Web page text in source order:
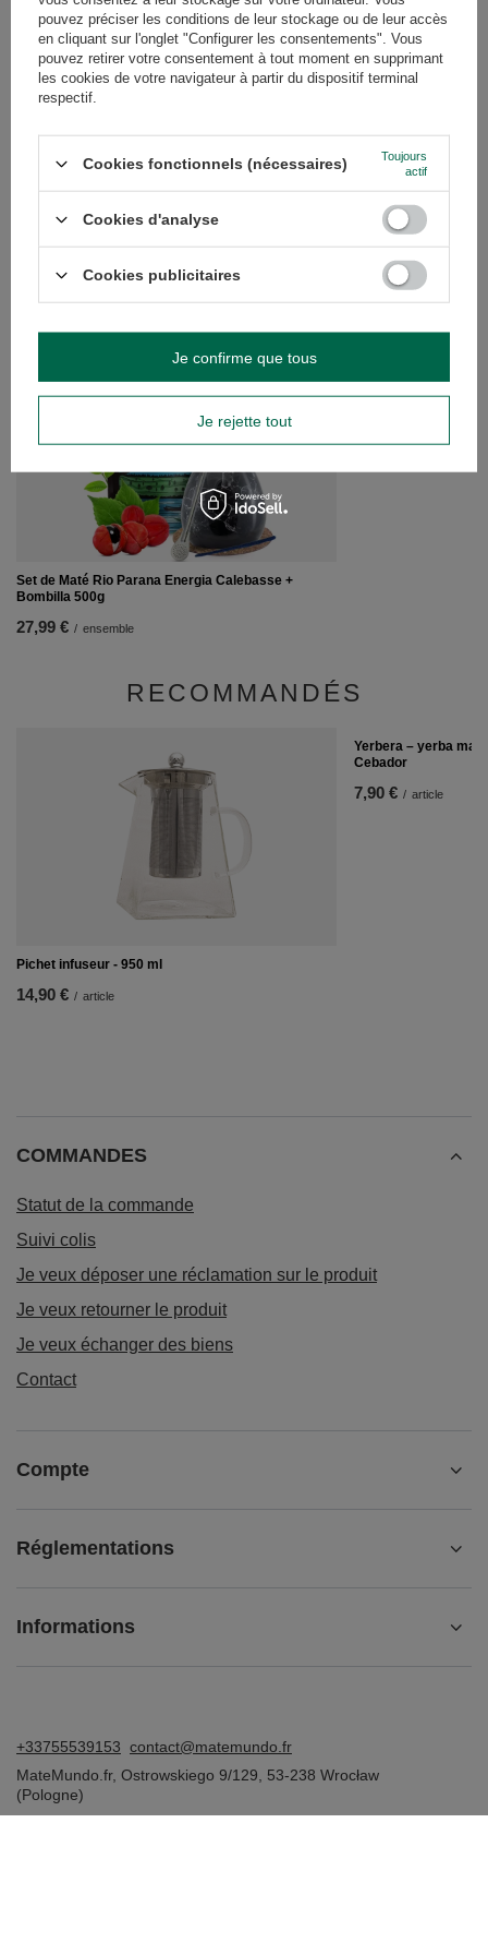
AVIS (0)
questions ?
Posez votre question et nous vous
et les réponses les plus intéressantes
seront publiées pour que d'autres
puissent les consulter.
Poser une question
VOIR AUSSI
Set de Maté Rio Parana Energia Calebasse +
Bombilla 500g
27,99 € / ensemble
Energía Guaraná +
RECOMMANDÉS
Pichet infuseur - 950 ml
14,90 € / article
Yerbera – yerba
Cebador
7,90 € / article
COMMANDES
Statut de la commande
Suivi colis
Je veux déposer une réclamation sur le produit
Je veux retourner le produit
Je veux échanger des biens
Contact
Compte
Réglementations
Informations
+33755539153 contact@matemundo.fr
MateMundo.fr, Ostrowskiego 9/129 53-238 Wrocław
(Pologne)
pouvez préciser les conditions de leur stockage ou de leur accès
en cliquant sur l'onglet "Configurer les consentements". Vous
pouvez retirer votre consentement à tout moment en supprimant
les cookies de votre navigateur à partir du dispositif terminal
respectif.
Cookies fonctionnels (nécessaires)
Toujours
actif
Cookies d'analyse
Cookies publicitaires
Je rejette tout
Je confirme que tous